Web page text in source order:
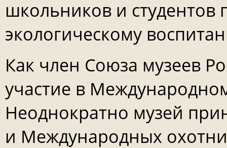
школьников и студентов
экологическому
Как член Союза музеев
участие в
Неоднократно музей
и Международных